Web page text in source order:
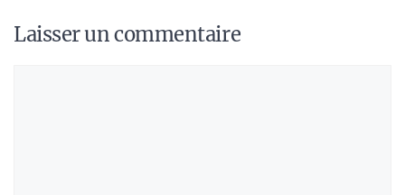
Laisser un commentaire